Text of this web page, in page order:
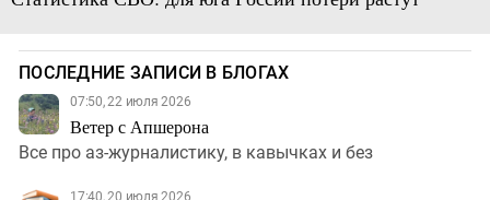
ПОСЛЕДНИЕ ЗАПИСИ В БЛОГАХ
07:50, 22 июля 2026
Ветер с Апшерона
Все про аз-журналистику, в кавычках и без
17:40, 20 июля 2026